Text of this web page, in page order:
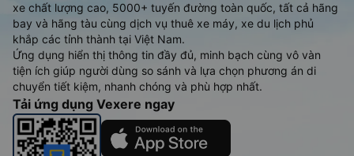
xe chất lượng cao, 5000+ tuyến đường toàn quốc, tất cả hãng
bay và hãng tàu cùng dịch vụ thuê xe máy, xe du lịch phủ
khắp các tỉnh thành tại Việt Nam.
Ứng dụng hiển thị thông tin đầy đủ, minh bạch cùng vô vàn
tiện ích giúp người dùng so sánh và lựa chọn phương án di
chuyển tiết kiệm, nhanh chóng và phù hợp nhất.
Tải ứng dụng Vexere ngay